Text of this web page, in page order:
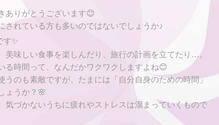
ありがとうございます😊
されている方も多いのではないでしょうか♪
す✨
美味しい食事を楽しんだり、旅行の計画を立てたり…。
る時間って、なんだかワクワクしますよね😊
うのも素敵ですが、たまには「自分自身のための時間」
ょうか？🌸
気づかないうちに疲れやストレスは溜まっていくもので